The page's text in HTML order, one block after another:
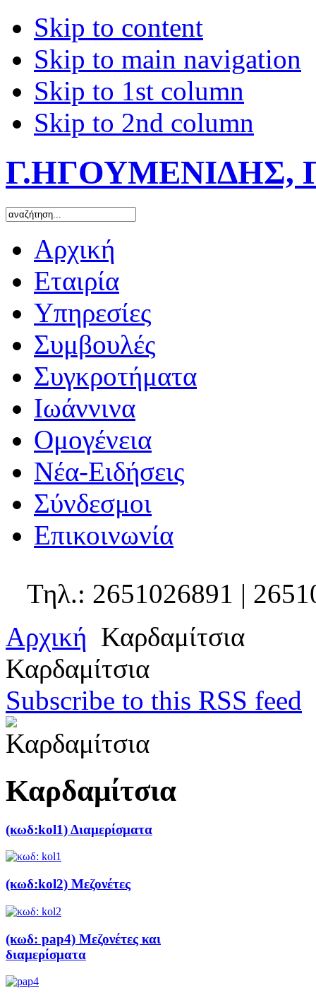
Skip to content
Skip to main navigation
Skip to 1st column
Skip to 2nd column
Γ.ΗΓΟΥΜΕΝΙΔΗΣ,
Αρχική
Εταιρία
Υπηρεσίες
Συμβουλές
Συγκροτήματα
Ιωάννινα
Ομογένεια
Νέα-Ειδήσεις
Σύνδεσμοι
Επικοινωνία
Τηλ.: 2651026891 |
Αρχική Καρδαμίτσια
Καρδαμίτσια
Subscribe to this RSS feed
Καρδαμίτσια
(κωδ:kol1) Διαμερίσματα
(κωδ:kol2) Mεζονέτες
(κωδ: pap4) Μεζονέτες και
διαμερίσματα